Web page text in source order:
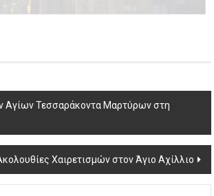
Αγίων Τεσσαράκοντα Μαρτύρων στη
Χαιρετισμών στον Άγιο Αχίλλιο